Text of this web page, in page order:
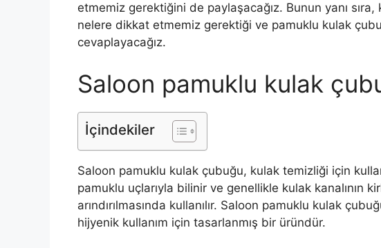
etmemiz gerektiğini de paylaşacağız. Bunun yanı sıra,
nelere dikkat etmemiz gerektiği ve pamuklu kulak
cevaplayacağız.
Saloon pamuklu kulak
İçindekiler
Saloon pamuklu kulak çubuğu, kulak temizliği için
pamuklu uçlarıyla bilinir ve genellikle kulak kanalının
arındırılmasında kullanılır. Saloon pamuklu kulak
hijyenik kullanım için tasarlanmış bir üründür.